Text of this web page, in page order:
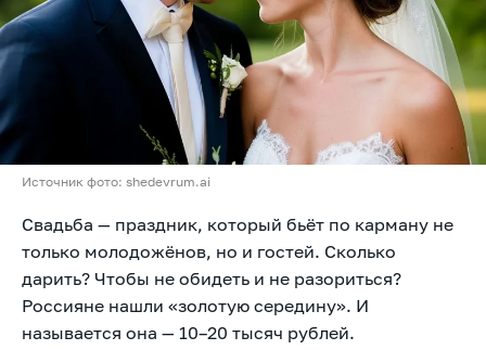
Источник фото: shedevrum.ai
Свадьба — праздник, который бьёт по карману не
только молодожёнов, но и гостей. Сколько
дарить? Чтобы не обидеть и не разориться?
Россияне нашли «золотую середину». И
называется она — 10–20 тысяч рублей.